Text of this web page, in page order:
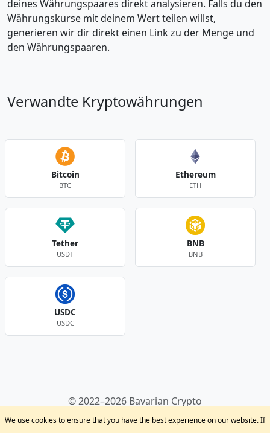
deines Währungspaares direkt analysieren. Falls du den
Währungskurse mit deinem Wert teilen willst,
generieren wir dir direkt einen Link zu der Menge und
den Währungspaaren.
Verwandte Kryptowährungen
Bitcoin
BTC
Ethereum
ETH
Tether
USDT
BNB
BNB
USDC
USDC
© 2022–2026 Bavarian Crypto
Kryptowährungen
Privacy Policy
Disclaimer
We use cookies to ensure that you have the best experience on our website. If